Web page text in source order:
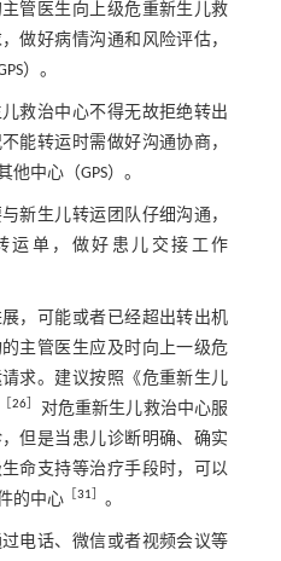
管医生向上级危重新生儿救
做好病情沟通和风险评估，
）。
救治中心不得无故拒绝转出
能转运时需做好沟通协商，
中心（GPS）。
新生儿转运团队仔细沟通，
运单，做好患儿交接工作
，可能或者已经超出转出机
主管医生应及时向上一级危
求。建议按照《危重新生儿
［26
对危重新生儿救治中心服
但是当患儿诊断明确、确实
命支持等治疗手段时，可以
的中心
31 。
电话、微信或者视频会议等